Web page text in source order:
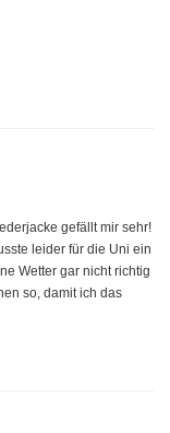
gefällt mir sehr!
leider für die Uni ein
Wetter gar nicht richtig
so, damit ich das